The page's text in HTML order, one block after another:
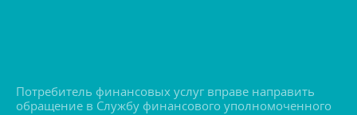
Потребитель финансовых услуг вправе направить
обращение в Службу финансового уполномоченного